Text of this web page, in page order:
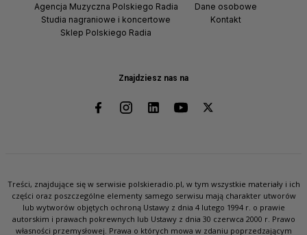
Znajdziesz nas na
Agencja Muzyczna Polskiego Radia
Studia nagraniowe i koncertowe
Sklep Polskiego Radia
Dane osobowe
Kontakt
Treści, znajdujące się w serwisie polskieradio.pl, w tym wszystkie materiały i ich
części oraz poszczególne elementy samego serwisu mają charakter utworów
lub wytworów objętych ochroną Ustawy z dnia 4 lutego 1994 r. o prawie
autorskim i prawach pokrewnych lub Ustawy z dnia 30 czerwca 2000 r. Prawo
własności przemysłowej. Prawa o których mowa w zdaniu poprzedzającym